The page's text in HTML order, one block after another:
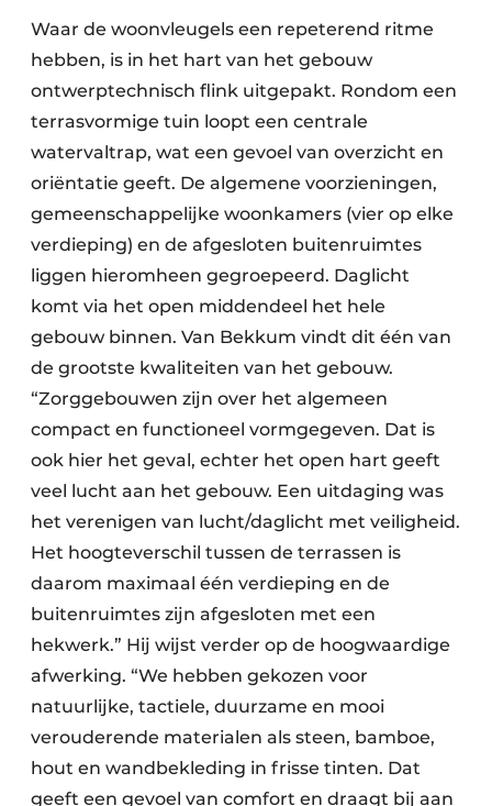
Waar de woonvleugels een repeterend ritme
hebben, is in het hart van het gebouw
ontwerptechnisch flink uitgepakt. Rondom een
terrasvormige tuin loopt een centrale
watervaltrap, wat een gevoel van overzicht en
oriëntatie geeft. De algemene voorzieningen,
gemeenschappelijke woonkamers (vier op elke
verdieping) en de afgesloten buitenruimtes
liggen hieromheen gegroepeerd. Daglicht
komt via het open middendeel het hele
gebouw binnen. Van Bekkum vindt dit één van
de grootste kwaliteiten van het gebouw.
“Zorggebouwen zijn over het algemeen
compact en functioneel vormgegeven. Dat is
ook hier het geval, echter het open hart geeft
veel lucht aan het gebouw. Een uitdaging was
het verenigen van lucht/daglicht met veiligheid.
Het hoogteverschil tussen de terrassen is
daarom maximaal één verdieping en de
buitenruimtes zijn afgesloten met een
hekwerk.” Hij wijst verder op de hoogwaardige
afwerking. “We hebben gekozen voor
natuurlijke, tactiele, duurzame en mooi
verouderende materialen als steen, bamboe,
hout en wandbekleding in frisse tinten. Dat
geeft een gevoel van comfort en draagt bij aan